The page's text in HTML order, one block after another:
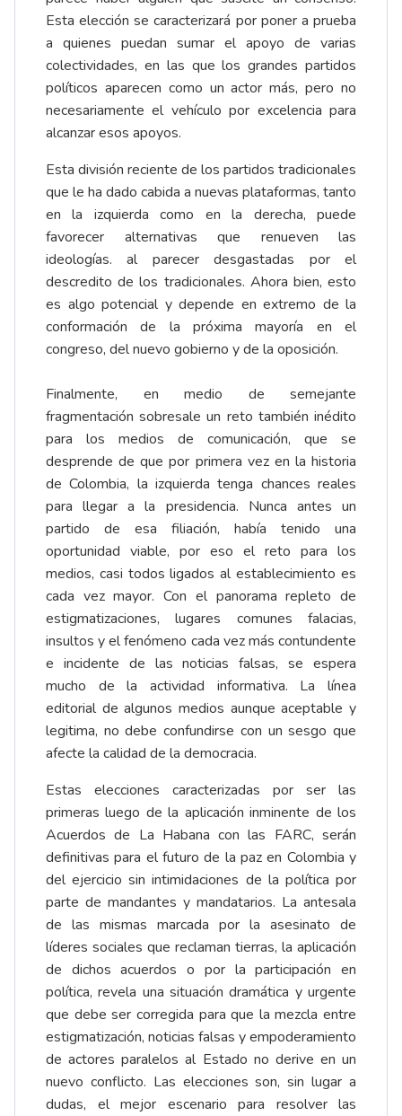
Esta elección se caracterizará por poner a prueba
a quienes puedan sumar el apoyo de varias
colectividades, en las que los grandes partidos
políticos aparecen como un actor más, pero no
necesariamente el vehículo por excelencia para
alcanzar esos apoyos.
Esta división reciente de los partidos tradicionales
que le ha dado cabida a nuevas plataformas, tanto
en la izquierda como en la derecha, puede
favorecer alternativas que renueven las
ideologías. al parecer desgastadas por el
descredito de los tradicionales. Ahora bien, esto
es algo potencial y depende en extremo de la
conformación de la próxima mayoría en el
congreso, del nuevo gobierno y de la oposición.
Finalmente, en medio de semejante
fragmentación sobresale un reto también inédito
para los medios de comunicación, que se
desprende de que por primera vez en la historia
de Colombia, la izquierda tenga chances reales
para llegar a la presidencia. Nunca antes un
partido de esa filiación, había tenido una
oportunidad viable, por eso el reto para los
medios, casi todos ligados al establecimiento es
cada vez mayor. Con el panorama repleto de
estigmatizaciones, lugares comunes falacias,
insultos y el fenómeno cada vez más contundente
e incidente de las noticias falsas, se espera
mucho de la actividad informativa. La línea
editorial de algunos medios aunque aceptable y
legitima, no debe confundirse con un sesgo que
afecte la calidad de la democracia.
Estas elecciones caracterizadas por ser las
primeras luego de la aplicación inminente de los
Acuerdos de La Habana con las FARC, serán
definitivas para el futuro de la paz en Colombia y
del ejercicio sin intimidaciones de la política por
parte de mandantes y mandatarios. La antesala
de las mismas marcada por la asesinato de
líderes sociales que reclaman tierras, la aplicación
de dichos acuerdos o por la participación en
política, revela una situación dramática y urgente
que debe ser corregida para que la mezcla entre
estigmatización, noticias falsas y empoderamiento
de actores paralelos al Estado no derive en un
nuevo conflicto. Las elecciones son, sin lugar a
dudas, el mejor escenario para resolver las